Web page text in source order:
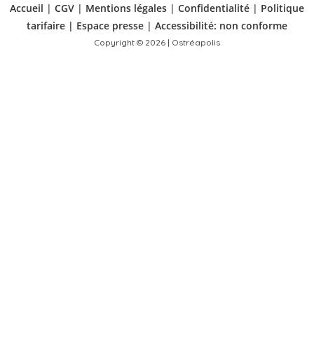
Accueil | CGV | Mentions légales | Confidentialité | Politique
tarifaire | Espace presse | Accessibilité: non conforme
Copyright © 2026 | Ostréapolis